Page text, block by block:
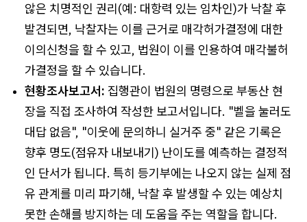
않은 치명적인 권리(예: 대항력 있는 임차인)가 낙찰 후
발견되면, 낙찰자는 이를 근거로 매각허가결정에 대한
이의신청을 할 수 있고, 법원이 이를 인용하여 매각불허
가결정을 할 수 있습니다.
현황조사보고서: 집행관이 법원의 명령으로 부동산 현
장을 직접 조사하여 작성한 보고서입니다. "벨을 눌러도
대답 없음", "이웃에 문의하니 실거주 중" 같은 기록은
향후 명도(점유자 내보내기) 난이도를 예측하는 결정적
인 단서가 됩니다. 특히 등기부에는 나오지 않는 실제 점
유 관계를 미리 파기해, 낙찰 후 발생할 수 있는 예상치
못한 손해를 방지하는 데 도움을 주는 역할을 합니다.